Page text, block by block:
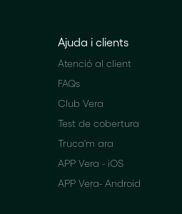
Ajuda i clients
Atenció al client
FAQs
Club Vera
Test de cobertura
Truca'm ara
APP Vera - iOS
APP Vera- Android